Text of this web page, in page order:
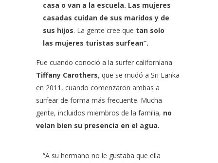
casa o van a la escuela. Las mujeres
casadas cuidan de sus maridos y de
sus hijos. La gente cree que tan solo
las mujeres turistas surfean”.
Fue cuando conoció a la surfer californiana
Tiffany Carothers, que se mudó a Sri Lanka
en 2011, cuando comenzaron ambas a
surfear de forma más frecuente. Mucha
gente, incluidos miembros de la familia, no
veían bien su presencia en el agua.
“A su hermano no le gustaba que ella